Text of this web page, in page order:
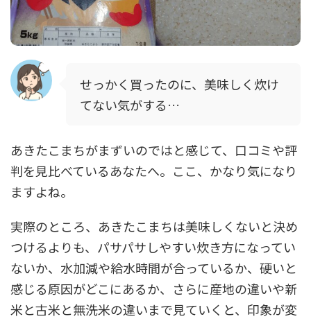
せっかく買ったのに、美味しく炊け
てない気がする…
あきたこまちがまずいのではと感じて、口コミや評
判を見比べているあなたへ。ここ、かなり気になり
ますよね。
実際のところ、あきたこまちは美味しくないと決め
つけるよりも、パサパサしやすい炊き方になってい
ないか、水加減や給水時間が合っているか、硬いと
感じる原因がどこにあるか、さらに産地の違いや新
米と古米と無洗米の違いまで見ていくと、印象が変